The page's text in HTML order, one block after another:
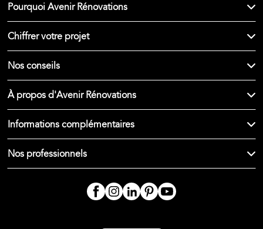
Pourquoi Avenir Rénovations
Chiffrer votre projet
Nos conseils
À propos d'Avenir Rénovations
Informations complémentaires
Nos professionnels